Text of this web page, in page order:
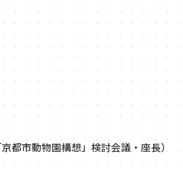
都市動物園構想」検討会議・座長）